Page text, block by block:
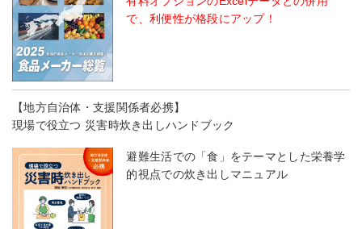
で、利便性が格段にアップ！
【地方自治体・支援関係者必携】
現場で役立つ 災害時炊き出しハンドブック
避難生活での「食」をテーマとした栄養学
的視点での炊き出しマニュアル